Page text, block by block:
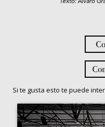
Texto: Alvaro
Si te gusta esto te puede